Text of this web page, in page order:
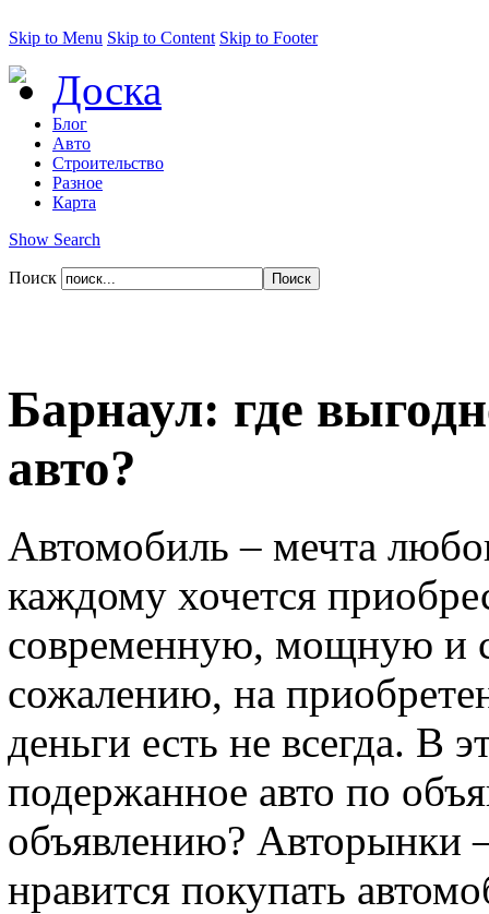
Skip to Menu Skip to Content Skip to Footer
Доска
Блог
Авто
Строительство
Разное
Карта
Show Search
Поиск
Барнаул: где
авто?
Автомобиль – мечта
каждому хочется
современную, мощную и
сожалению, на
деньги есть не всегда. В
подержанное авто по
объявлению? Авторынки
нравится покупать